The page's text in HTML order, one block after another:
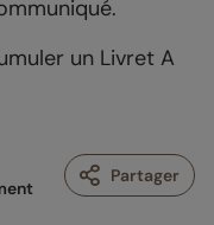
un Livret A
Partager